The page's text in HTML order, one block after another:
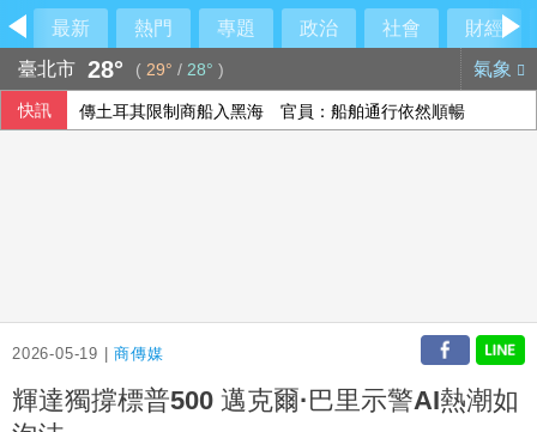
最新 熱門 專題 政治 社會
財經
臺北市 28° ( 29° / 28° ) 氣象
快訊 傳土耳其限制商船入黑海 官員：船舶通行依然順暢
2026-05-19 |商傳媒
輝達獨撐標普500 邁克爾·巴里示警AI熱潮如